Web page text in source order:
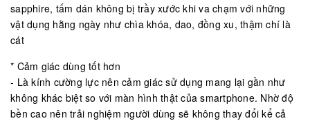
sapphire, tấm dán không bị trầy xước khi va chạm với những
vật dụng hằng ngày như chìa khóa, dao, đồng xu, thậm chí là
cát
* Cảm giác dùng tốt hơn
- Là kính cường lực nên cảm giác sử dụng mang lại gần như
không khác biệt so với màn hình thật của smartphone. Nhờ độ
bền cao nên trải nghiệm người dùng sẽ không thay đổi kể cả